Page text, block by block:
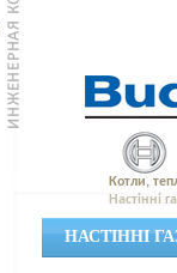
Котли,
Настінні
НАСТІННІ